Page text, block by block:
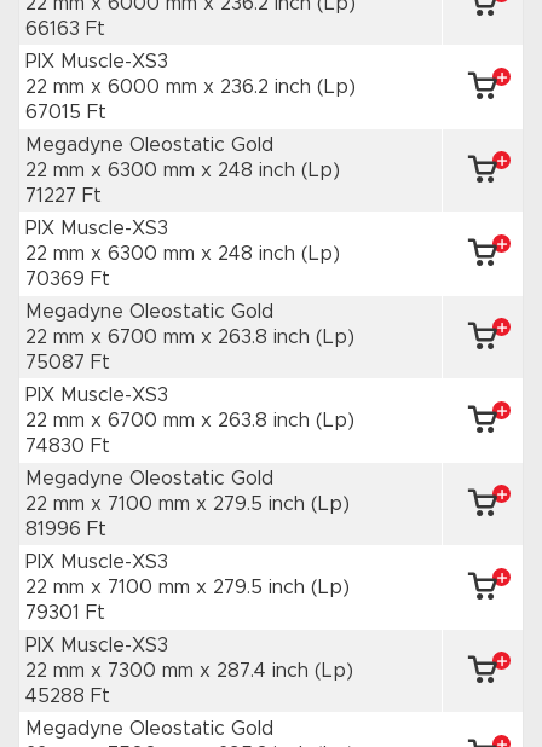
66163 Ft
PIX Muscle-XS3
22 mm x 6000 mm x 236.2 inch (Lp)
67015 Ft
Megadyne Oleostatic Gold
22 mm x 6300 mm x 248 inch (Lp)
71227 Ft
PIX Muscle-XS3
22 mm x 6300 mm x 248 inch (Lp)
70369 Ft
Megadyne Oleostatic Gold
22 mm x 6700 mm x 263.8 inch (Lp)
75087 Ft
PIX Muscle-XS3
22 mm x 6700 mm x 263.8 inch (Lp)
74830 Ft
Megadyne Oleostatic Gold
22 mm x 7100 mm x 279.5 inch (Lp)
81996 Ft
PIX Muscle-XS3
22 mm x 7100 mm x 279.5 inch (Lp)
79301 Ft
PIX Muscle-XS3
22 mm x 7300 mm x 287.4 inch (Lp)
45288 Ft
Megadyne Oleostatic Gold